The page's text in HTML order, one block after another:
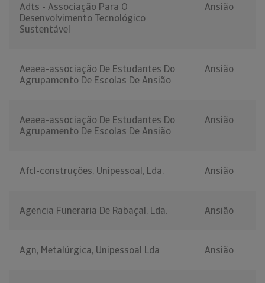
Adts - Associação Para O
Desenvolvimento Tecnológico
Sustentável
Ansião
Aeaea-associação De Estudantes Do
Agrupamento De Escolas De Ansião
Ansião
Aeaea-associação De Estudantes Do
Agrupamento De Escolas De Ansião
Ansião
Afcl-construções, Unipessoal, Lda. Ansião
Agencia Funeraria De Rabaçal, Lda. Ansião
Agn, Metalúrgica, Unipessoal Lda Ansião